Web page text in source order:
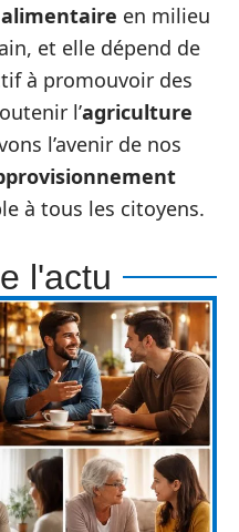
en milieu
et elle dépend de
à promouvoir des
l’agriculture
l’avenir de nos
à tous les citoyens.
l'actu